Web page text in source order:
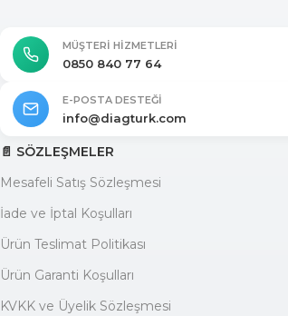
MÜŞTERI HIZMETLERI
0850 840 77 64
E-POSTA DESTEĞI
info@diagturk.com
📄 SÖZLEŞMELER
Mesafeli Satış Sözleşmesi
İade ve İptal Koşulları
Ürün Teslimat Politikası
Ürün Garanti Koşulları
KVKK ve Üyelik Sözleşmesi